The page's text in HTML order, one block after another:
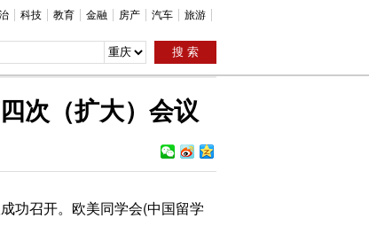
科技 教育 金融 房产 汽车 旅游
次（扩大）会议
功召开。欧美同学会(中国留学